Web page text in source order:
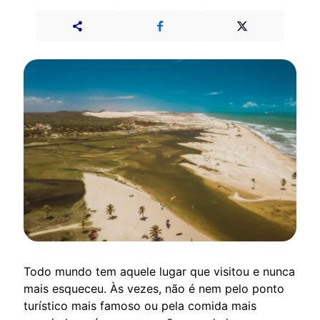
Todo mundo tem aquele lugar que visitou e nunca
mais esqueceu. Às vezes, não é nem pelo ponto
turístico mais famoso ou pela comida mais